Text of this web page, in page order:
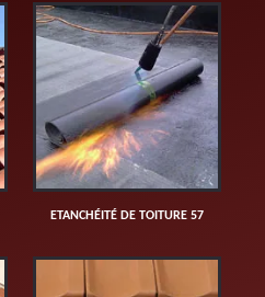
ETANCHÉITÉ DE TOITURE 57